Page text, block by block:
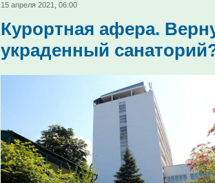
15 апреля 2021, 06:00
Курортная афера.
украденный